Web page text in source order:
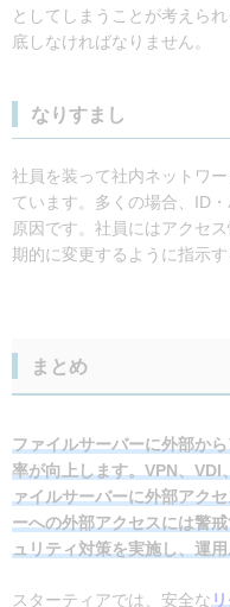
としてしまうことが考えら
底しなければなりません。
なりすまし
社員を装って社内ネットワ
ています。多くの場合、ID
原因です。社員にはアクセ
期的に変更するように指示す
まとめ
ファイルサーバーに外部か
率が向上します。VPN、VDI
ァイルサーバーに外部アク
ーへの外部アクセスには警
ュリティ対策を実施し、運
スターティアでは、安全な